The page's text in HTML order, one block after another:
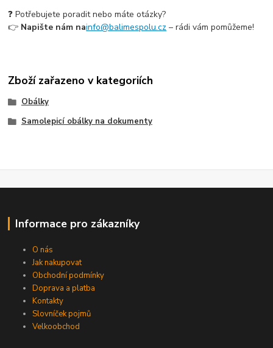
❓ Potřebujete poradit nebo máte otázky?
👉 Napište nám nainfo@balimespolu.cz – rádi vám pomůžeme!
Zboží zařazeno v kategoriích
Obálky
Samolepicí obálky na dokumenty
Informace pro zákazníky
O nás
Jak nakupovat
Obchodní podmínky
Doprava a platba
Kontakty
Slovníček pojmů
Velkoobchod